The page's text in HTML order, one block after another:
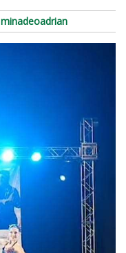
minadeoadrian